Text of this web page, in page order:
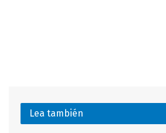
Lea también